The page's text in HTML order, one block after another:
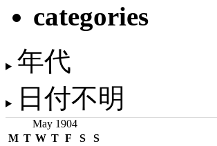
categories
年代
日付不明
May 1904
M T W T F S S